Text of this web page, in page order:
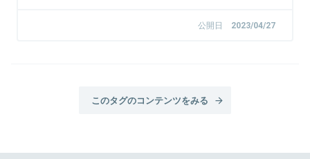
公開日 2023/04/27
このタグのコンテンツをみる